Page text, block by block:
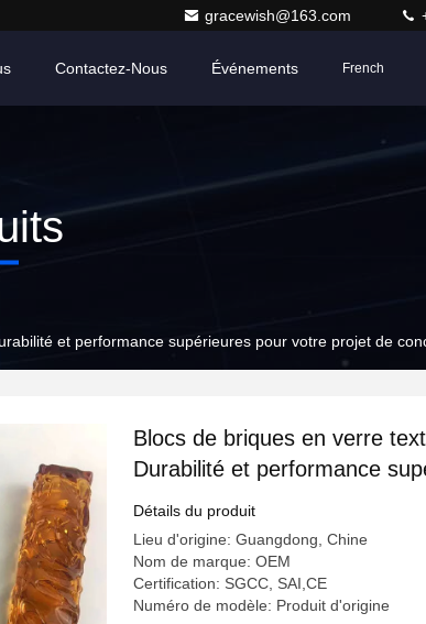
gracewish@163.com
Contactez-Nous Événements French
et performance supérieures pour votre projet de
Blocs de briques en verre
Durabilité et performance
projet de conception
Détails du produit
Lieu d'origine: Guangdong, Chine
Nom de marque: OEM
Certification: SGCC, SAI,CE
Numéro de modèle: Produit d'origine